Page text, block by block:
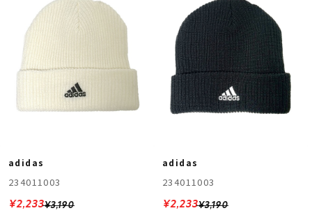
adidas
234011003
¥3,190
¥2,233
adidas
234011003
¥3,190
¥2,233